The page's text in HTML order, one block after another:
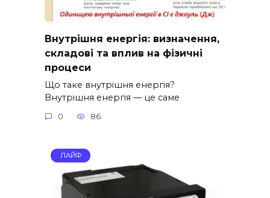
Внутрішня енергія: визначення,
складові та вплив на фізичні
процеси
Що таке внутрішня енергія?
Внутрішня енергія — це саме
0 86
ЛАЙФ